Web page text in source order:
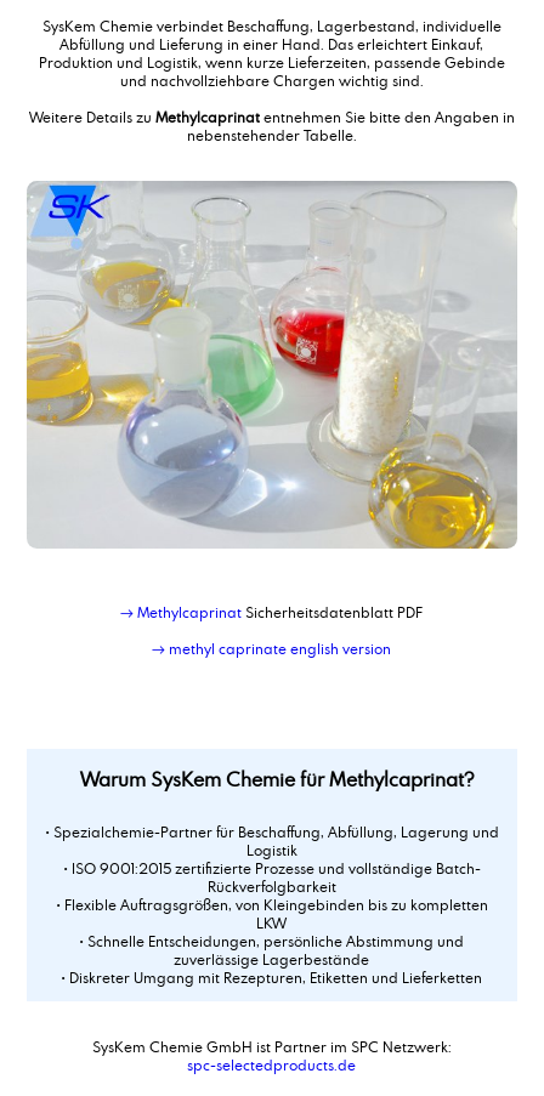
Methylsalicylat
Methylsojat
Mischung aus Glykolen mit Additiven
Mischung von Alkoholen mit Emulgatoren
Mischung von Alkoholen mit Emulgatoren
Mischung von aminhaltigen Produkten
Mischung von Carbonsäuren mit Glykolen
Mischung von Estern / Glykolen
Mischung von Estern mit Kohlenwasserstoffen
Mischung von öligen Produkten
Mischung von Tensiden und Lösemitteln
Monoethanolamin 99 % LFG 85 %
Monoethanolamin 99,5%
Monoisopropanolamin
Monophenylglykol, rein
Musterlogistik
SysKem Chemie verbindet Beschaffung, Lagerbestand, individuelle
Abfüllung und Lieferung in einer Hand. Das erleichtert Einkauf,
Produktion und Logistik, wenn kurze Lieferzeiten, passende Gebinde
und nachvollziehbare Chargen wichtig sind.
Weitere Details zu Methylcaprinatentnehmen Sie bitte den Angaben in
nebenstehender Tabelle.
→ MethylcaprinatSicherheitsdatenblatt PDF
→ methyl caprinate english version
Warum SysKem Chemie für Methylcaprinat?
• Spezialchemie-Partner für Beschaffung, Abfüllung, Lagerung und
Logistik
• ISO 9001:2015 zertifizierte Prozesse und vollständige Batch-
Rückverfolgbarkeit
• Flexible Auftragsgrößen, von Kleingebinden bis zu kompletten
LKW
• Schnelle Entscheidungen, persönliche Abstimmung und
zuverlässige Lagerbestände
• Diskreter Umgang mit Rezepturen, Etiketten und Lieferketten
SysKem Chemie GmbH ist Partner im SPC Netzwerk:
spc-selectedproducts.de